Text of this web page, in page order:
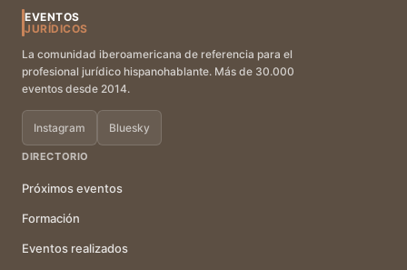
EVENTOS
JURÍDICOS
La comunidad iberoamericana de referencia para el
profesional jurídico hispanohablante. Más de 30.000
eventos desde 2014.
Instagram Bluesky
DIRECTORIO
Próximos eventos
Formación
Eventos realizados